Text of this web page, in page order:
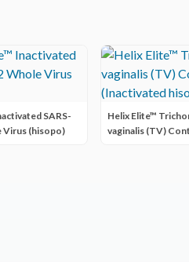
SARS-
Virus (hisopo)
Helix Elite™
vaginalis (TV)